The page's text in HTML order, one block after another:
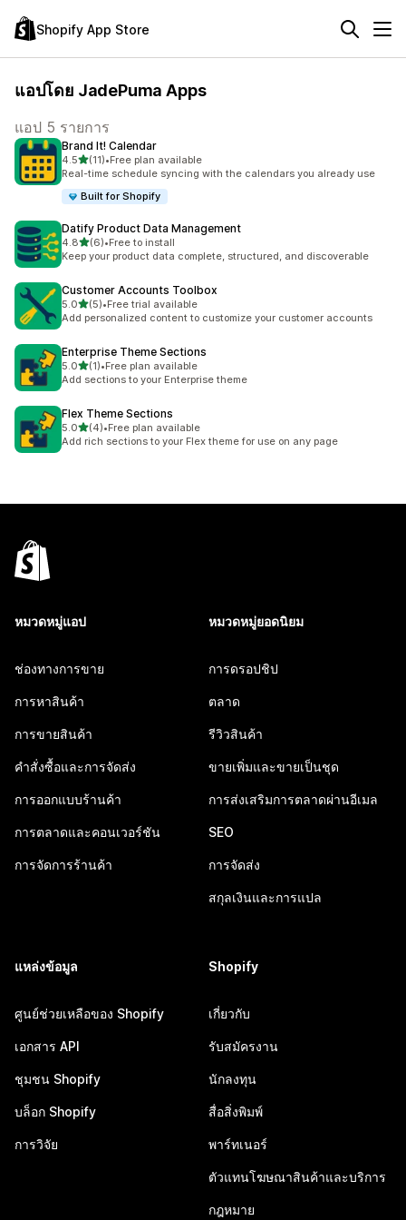
Shopify App Store
แอปโดย JadePuma Apps
แอป 5 รายการ
Brand It! Calendar
4.5เต็ม 5 ดาว
(11)
ทั้งหมด 11 รีวิว
•Free plan available
Real-time schedule syncing with the calendars you already use
Built for Shopify
Datify Product Data Management
4.8เต็ม 5 ดาว
(6)
ทั้งหมด 6 รีวิว
•Free to install
Keep your product data complete, structured, and discoverable
Customer Accounts Toolbox
5.0เต็ม 5 ดาว
(5)
ทั้งหมด 5 รีวิว
•Free trial available
Add personalized content to customize your customer accounts
Enterprise Theme Sections
5.0เต็ม 5 ดาว
(1)
ทั้งหมด 1 รีวิว
•Free plan available
Add sections to your Enterprise theme
Flex Theme Sections
5.0เต็ม 5 ดาว
(4)
ทั้งหมด 4 รีวิว
•Free plan available
Add rich sections to your Flex theme for use on any page
หมวดหมู่แอป
ช่องทางการขาย
การหาสินค้า
การขายสินค้า
คำสั่งซื้อและการจัดส่ง
การออกแบบร้านค้า
การตลาดและคอนเวอร์ชัน
การจัดการร้านค้า
หมวดหมู่ยอดนิยม
การดรอปชิป
ตลาด
รีวิวสินค้า
ขายเพิ่มและขายเป็นชุด
การส่งเสริมการตลาดผ่านอีเมล
SEO
การจัดส่ง
สกุลเงินและการแปล
แหล่งข้อมูล
ศูนย์ช่วยเหลือของ Shopify
เอกสาร API
ชุมชน Shopify
บล็อก Shopify
การวิจัย
Shopify
เกี่ยวกับ
รับสมัครงาน
นักลงทุน
สื่อสิ่งพิมพ์
พาร์ทเนอร์
ตัวแทนโฆษณาสินค้าและบริการ
กฎหมาย